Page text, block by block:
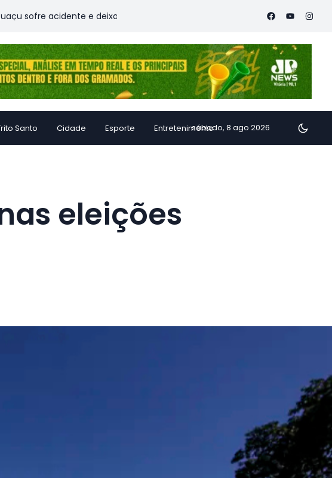
acidente e deixa vítimas Família de Alfredo Chaves transforma inhame
Santo Cidade Esporte Entretenimentosábado, 8 ago 2026
eleições